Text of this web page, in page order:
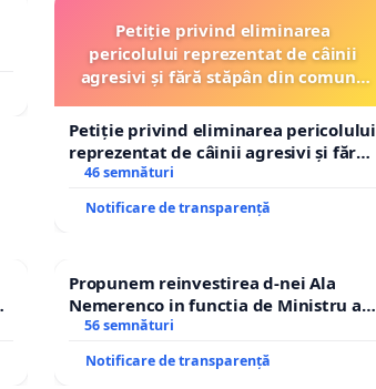
Petiție privind eliminarea
pericolului reprezentat de câinii
agresivi și fără stăpân din comuna
Petiție privind eliminarea pericolului
reprezentat de câinii agresivi și fără
stăpân din comuna Tunari
46 semnături
Notificare de transparență
Propunem reinvestirea d-nei Ala
Nemerenco in functia de Ministru al
Sanatatii
56 semnături
Notificare de transparență